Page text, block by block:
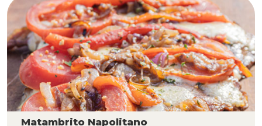
Matambrito Napolitano